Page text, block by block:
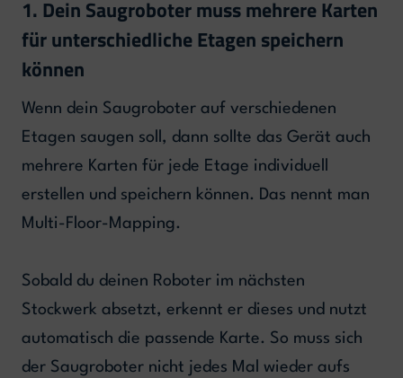
1. Dein Saugroboter muss mehrere Karten
für unterschiedliche Etagen speichern
können
Wenn dein Saugroboter auf verschiedenen
Etagen saugen soll, dann sollte das Gerät auch
mehrere Karten für jede Etage individuell
erstellen und speichern können. Das nennt man
Multi-Floor-Mapping.
Sobald du deinen Roboter im nächsten
Stockwerk absetzt, erkennt er dieses und nutzt
automatisch die passende Karte. So muss sich
der Saugroboter nicht jedes Mal wieder aufs